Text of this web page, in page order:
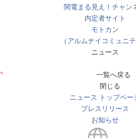
関電まる見え！チャン
内定者サイト
モトカン
（アルムナイコミュニテ
ニュース
一覧へ戻る
閉じる
ニュース トップペー
プレスリリース
お知らせ